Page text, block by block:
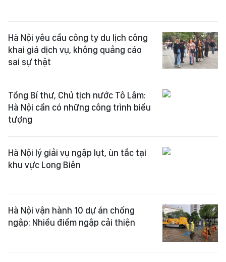
Hà Nội yêu cầu công ty du lịch công
khai giá dịch vụ, không quảng cáo
sai sự thật
Tổng Bí thư, Chủ tịch nước Tô Lâm:
Hà Nội cần có những công trình biểu
tượng
Hà Nội lý giải vụ ngập lụt, ùn tắc tại
khu vực Long Biên
Hà Nội vận hành 10 dự án chống
ngập: Nhiều điểm ngập cải thiện